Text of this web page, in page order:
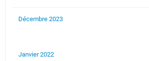
Décembre 2023
Janvier 2022